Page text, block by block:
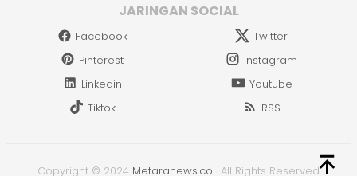
JARINGAN SOCIAL
Facebook
Twitter
Pinterest
Instagram
Linkedin
Youtube
Tiktok
RSS
Copyright © 2024 Metaranews.co . All Rights Reserved